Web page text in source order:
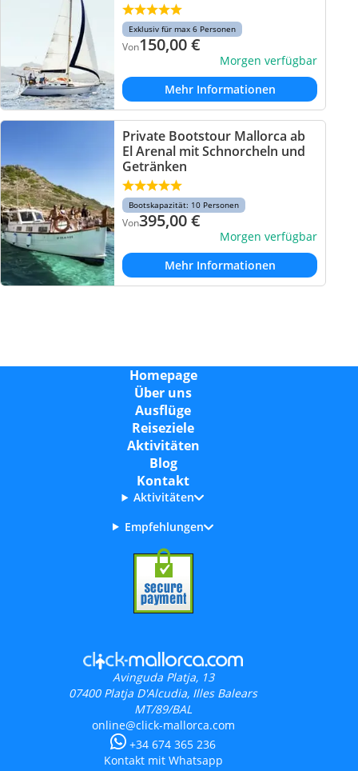
Exklusiv für max 6 Personen
Von150,00€
Morgen verfügbar
Mehr Informationen
Private Bootstour Mallorca ab
El Arenal mit Schnorcheln und
Getränken
Bootskapazität: 10 Personen
Von395,00€
Morgen verfügbar
Mehr Informationen
Homepage
Über uns
Ausflüge
Reiseziele
Aktivitäten
Blog
Kontakt
Aktivitäten
Empfehlungen
Avinguda Platja, 13
07400 Platja D'Alcudia, Illes Balears
MT/89/BAL
online@click-mallorca.com
+34 674 365 236
Kontakt mit Whatsapp